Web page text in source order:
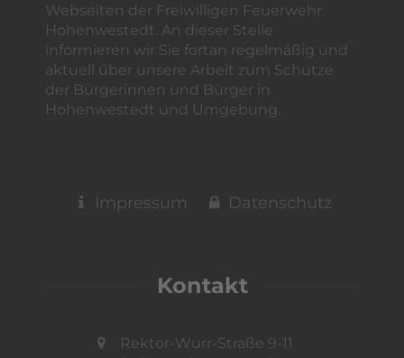
Webseiten der Freiwilligen Feuerwehr
Hohenwestedt. An dieser Stelle
informieren wir Sie fortan regelmäßig und
aktuell über unsere Arbeit zum Schutze
der Bürgerinnen und Bürger in
Hohenwestedt und Umgebung.
Impressum Datenschutz
Kontakt
Rektor-Wurr-Straße 9-11